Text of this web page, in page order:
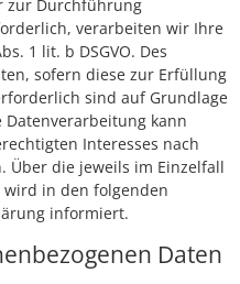
zur Durchführung
verarbeiten wir Ihre
1 lit. b DSGVO. Des
sofern diese zur Erfüllung
sind auf Grundlage
Datenverarbeitung kann
Interesses nach
Über die jeweils im Einzelfall
in den folgenden
informiert.
Daten